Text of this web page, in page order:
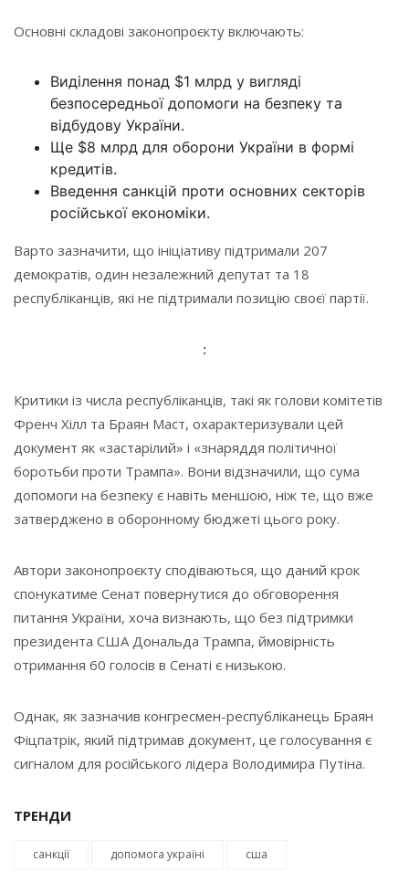
Основні складові законопроєкту включають:
Виділення понад $1 млрд у вигляді
безпосередньої допомоги на безпеку та
відбудову України.
Ще $8 млрд для оборони України в формі
кредитів.
Введення санкцій проти основних секторів
російської економіки.
Варто зазначити, що ініціативу підтримали 207
демократів, один незалежний депутат та 18
республіканців, які не підтримали позицію своєї партії.
:
Критики із числа республіканців, такі як голови комітетів
Френч Хілл та Браян Маст, охарактеризували цей
документ як «застарілий» і «знаряддя політичної
боротьби проти Трампа». Вони відзначили, що сума
допомоги на безпеку є навіть меншою, ніж те, що вже
затверджено в оборонному бюджеті цього року.
Автори законопроєкту сподіваються, що даний крок
спонукатиме Сенат повернутися до обговорення
питання України, хоча визнають, що без підтримки
президента США Дональда Трампа, ймовірність
отримання 60 голосів в Сенаті є низькою.
Однак, як зазначив конгресмен-республіканець Браян
Фіцпатрік, який підтримав документ, це голосування є
сигналом для російського лідера Володимира Путіна.
ТРЕНДИ
санкції допомога україні сша